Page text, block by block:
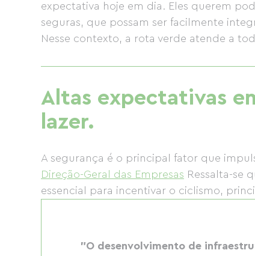
expectativa hoje em dia. Eles querem
seguras, que possam ser facilmente
Nesse contexto, a rota verde atende a
Altas expectativas
lazer.
A segurança é o principal fator que
Direção-Geral das Empresas Ressalta-se
essencial para incentivar o ciclismo,
"O desenvolvimento de